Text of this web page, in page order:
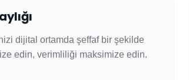
dijital ortamda şeffaf bir şekilde
edin, verimliliği maksimize edin.